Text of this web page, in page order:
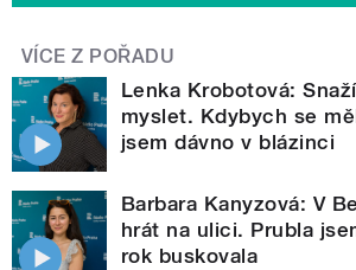
VÍCE Z POŘADU
Lenka Krobotová:
myslet. Kdybych se
jsem dávno v blázinci
Barbara Kanyzová: V
hrát na ulici. Prubla
rok buskovala